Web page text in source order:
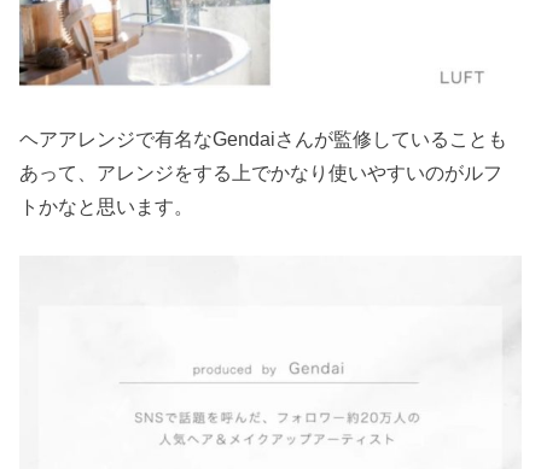
ヘアアレンジで有名なGendaiさんが監修していることも
あって、アレンジをする上でかなり使いやすいのがルフ
トかなと思います。